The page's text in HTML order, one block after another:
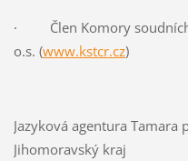
· Člen Komory soudních
o.s. (www.kstcr.cz)
Jazyková agentura
Jihomoravský kraj